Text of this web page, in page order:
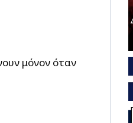
μόνον όταν